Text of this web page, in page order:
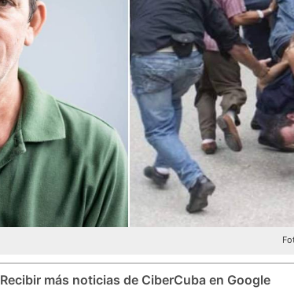
Recibir más noticias de CiberCuba en Google